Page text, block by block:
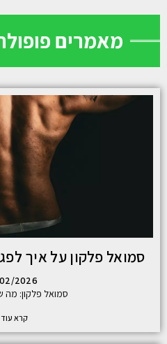
מאמרים
סמואל פלקון על איך
2026
סמואל פלקון:
קרא עוד